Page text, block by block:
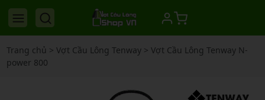
Trang chủ > Vợt Cầu Lông Tenway> Vợt Cầu Lông Tenway N-
power 800